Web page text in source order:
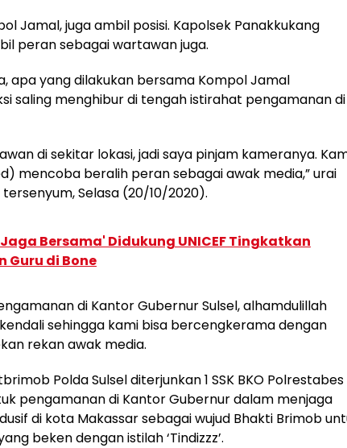
Jamal, juga ambil posisi. Kapolsek Panakkukang
peran sebagai wartawan juga.
apa yang dilakukan bersama Kompol Jamal
saling menghibur di tengah istirahat pengamanan di
di sekitar lokasi, jadi saya pinjam kameranya.
mencoba beralih peran sebagai awak media,” urai
Selasa (20/10/2020).
Bersama' Didukung UNICEF Tingkatkan
Guru di Bone
di Kantor Gubernur Sulsel, alhamdulillah
sehingga kami bisa bercengkerama dengan
rekan awak media.
Polda Sulsel diterjunkan 1 SSK BKO Polrestabes
pengamanan di Kantor Gubernur dalam menjaga
di kota Makassar sebagai wujud Bhakti Brimob
beken dengan istilah ‘Tindizzz’.